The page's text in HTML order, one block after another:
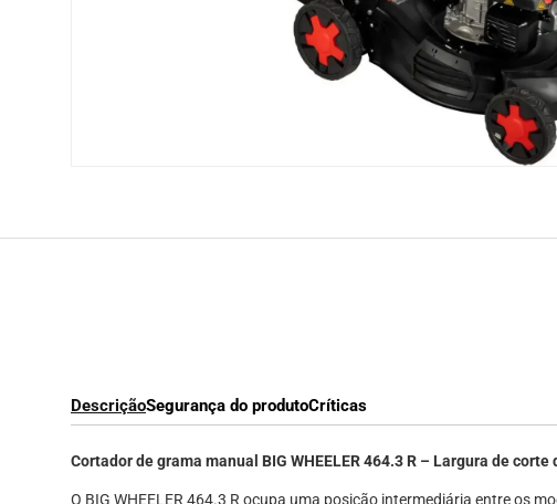
DescriçãoSegurança do produtoCríticas
Cortador de grama manual BIG WHEELER 464.3 R – Largura de corte
O BIG WHEELER 464.3 R ocupa uma posição intermediária entre os